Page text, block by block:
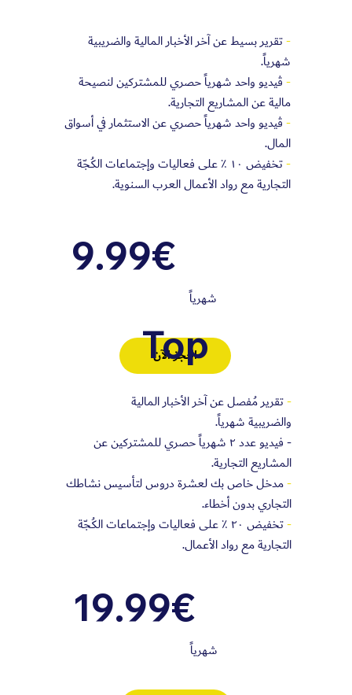
-تقرير بسيط عن آخر الأخبار المالية والضريبية
شهرياً.
-ڤيديو واحد شهرياً حصري للمشتركين لنصيحة
مالية عن المشاريع التجارية.
-ڤيديو واحد شهرياً حصري عن الاستثمار في أسواق
المال.
-
تخفيض ١٠ ٪؜ على فعاليات وإجتماعات الكُجّة
التجارية مع رواد الأعمال العرب السنوية.
9.99€
شهرياً
احجز الآن
Top
-تقرير مُفصل عن آخر الأخبار المالية
والضريبية شهرياً.
- فيديو عدد ٢ شهرياً حصري للمشتركين عن
المشاريع التجارية.
-مدخل خاص بك لعشرة دروس لتأسيس نشاطك
التجاري بدون أخطاء.
-
تخفيض ٢٠ ٪؜ على فعاليات وإجتماعات الكُجّة
التجارية مع رواد الأعمال.
19.99€
شهرياً